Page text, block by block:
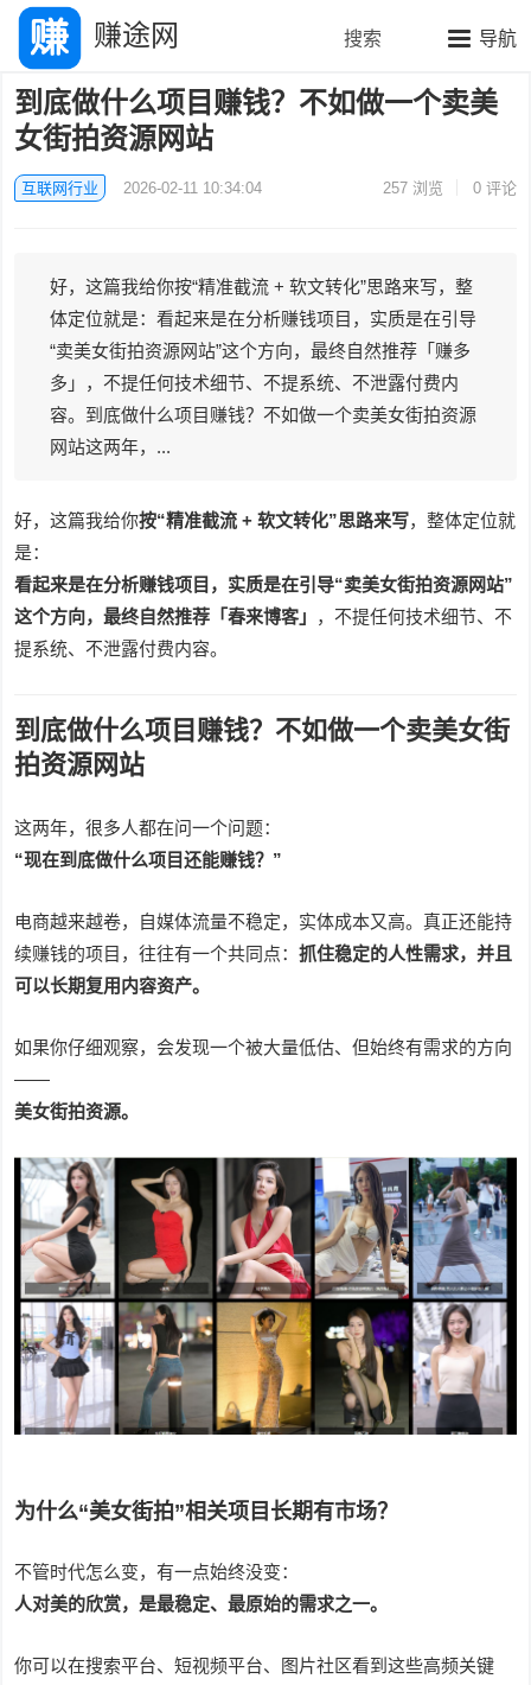
赚途网 导航
搜索
到底做什么项目赚钱？不如做一个卖美
女街拍资源网站
互联网行业 2026-02-11 10:34:04 257浏览 0 评论
好，这篇我给你按“精准截流 + 软文转化”思路来写，整
体定位就是：看起来是在分析赚钱项目，实质是在引导
“卖美女街拍资源网站”这个方向，最终自然推荐「赚多
多」，不提任何技术细节、不提系统、不泄露付费内
容。到底做什么项目赚钱？不如做一个卖美女街拍资源
网站这两年，...
好，这篇我给你按“精准截流 + 软文转化”思路来写，整体定位就
是：
看起来是在分析赚钱项目，实质是在引导“卖美女街拍资源网站”
这个方向，最终自然推荐「春来博客」
，不提任何技术细节、不
提系统、不泄露付费内容。
到底做什么项目赚钱？不如做一个卖美女街
拍资源网站
这两年，很多人都在问一个问题：
“现在到底做什么项目还能赚钱？”
电商越来越卷，自媒体流量不稳定，实体成本又高。真正还能持
续赚钱的项目，往往有一个共同点：抓住稳定的人性需求，并且
可以长期复用内容资产。
如果你仔细观察，会发现一个被大量低估、但始终有需求的方向
——
美女街拍资源。
为什么“美女街拍”相关项目长期有市场？
不管时代怎么变，有一点始终没变：
人对美的欣赏，是最稳定、最原始的需求之一。
你可以在搜索平台、短视频平台、图片社区看到这些高频关键